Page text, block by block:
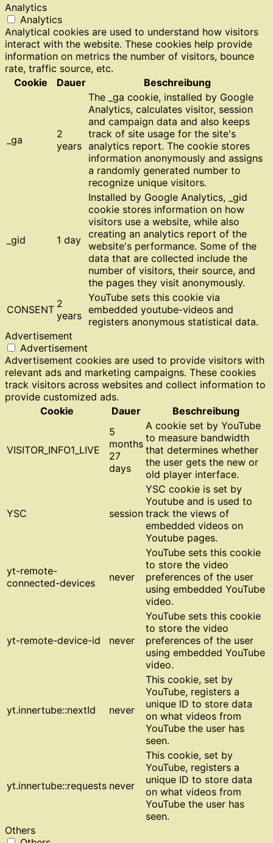
Analytics
Analytics
Analytical cookies are used to understand how visitors
interact with the website. These cookies help provide
information on metrics the number of visitors, bounce
rate, traffic source, etc.
Cookie
Dauer Beschreibung
_ga
2
years
The _ga cookie, installed by Google
Analytics, calculates visitor, session
and campaign data and also keeps
track of site usage for the site's
analytics report. The cookie stores
information anonymously and assigns
a randomly generated number to
recognize unique visitors.
_gid 1 day
Installed by Google Analytics, _gid
cookie stores information on how
visitors use a website, while also
creating an analytics report of the
website's performance. Some of the
data that are collected include the
number of visitors, their source, and
the pages they visit anonymously.
CONSENT 2
years
YouTube sets this cookie via
embedded youtube-videos and
registers anonymous statistical data.
Advertisement
Advertisement
Advertisement cookies are used to provide visitors with
relevant ads and marketing campaigns. These cookies
track visitors across websites and collect information to
provide customized ads.
Cookie
Dauer Beschreibung
VISITOR_INFO1_LIVE
5
months
27
days
A cookie set by YouTube
to measure bandwidth
that determines whether
the user gets the new or
old player interface.
YSC session
YSC cookie is set by
Youtube and is used to
track the views of
embedded videos on
Youtube pages.
yt-remote-
connected-devices
never
YouTube sets this cookie
to store the video
preferences of the user
using embedded YouTube
video.
yt-remote-device-id never
YouTube sets this cookie
to store the video
preferences of the user
using embedded YouTube
video.
yt.innertube::nextId never
This cookie, set by
YouTube, registers a
unique ID to store data
on what videos from
YouTube the user has
seen.
yt.innertube::requests never
This cookie, set by
YouTube, registers a
unique ID to store data
on what videos from
YouTube the user has
seen.
Others